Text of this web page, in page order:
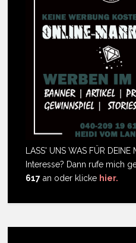
LASS' UNS WAS FÜR
Interesse? Dann rufe mich
617 an oder klicke hier.